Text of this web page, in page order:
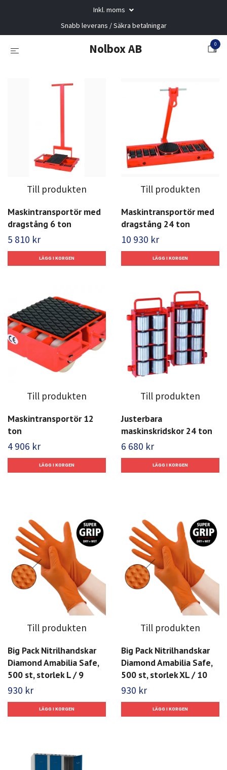
Inkl. moms
Snabb leverans / Säkra betalningar
Nolbox AB 0
Till produkten
Maskintransportör med
dragstång 6 ton
5 810 kr
Till produkten
Maskintransportör med
dragstång 24 ton
10 930 kr
Till produkten
Maskintransportör 12
ton
4 906 kr
Till produkten
Justerbara
maskinskridskor 24 ton
6 680 kr
Till produkten
Big Pack Nitrilhandskar
Diamond Amabilia Safe,
500 st, storlek L / 9
930 kr
Till produkten
Big Pack Nitrilhandskar
Diamond Amabilia Safe,
500 st, storlek XL / 10
930 kr